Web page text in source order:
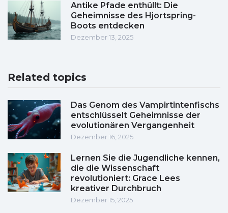
Antike Pfade enthüllt: Die
Geheimnisse des Hjortspring-
Boots entdecken
Dezember 13, 2025
Related topics
Das Genom des Vampirtintenfischs
entschlüsselt Geheimnisse der
evolutionären Vergangenheit
Dezember 16, 2025
Lernen Sie die Jugendliche kennen,
die die Wissenschaft
revolutioniert: Grace Lees
kreativer Durchbruch
Dezember 15, 2025